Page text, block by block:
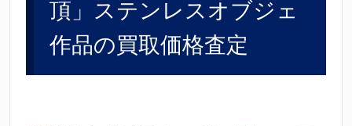
頂」ステンレスオブジェ
作品の買取価格査定